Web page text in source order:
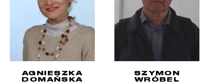
AGNIESZKA
DOMAŃSKA
SZYMON
WRÓBEL